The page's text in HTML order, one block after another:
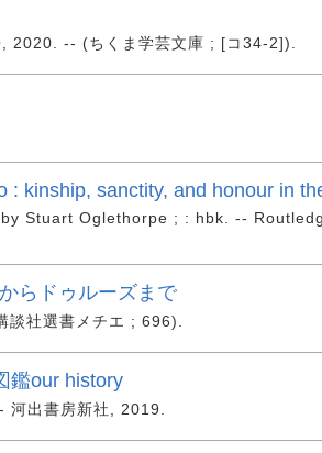
2020. -- (ちくま学芸文庫 ; [コ34-2]).
: kinship, sanctity, and honour in
Stuart Oglethorpe ; : hbk. --
らドゥルーズまで
社選書メチエ ; 696).
鑑our history
河出書房新社, 2019.